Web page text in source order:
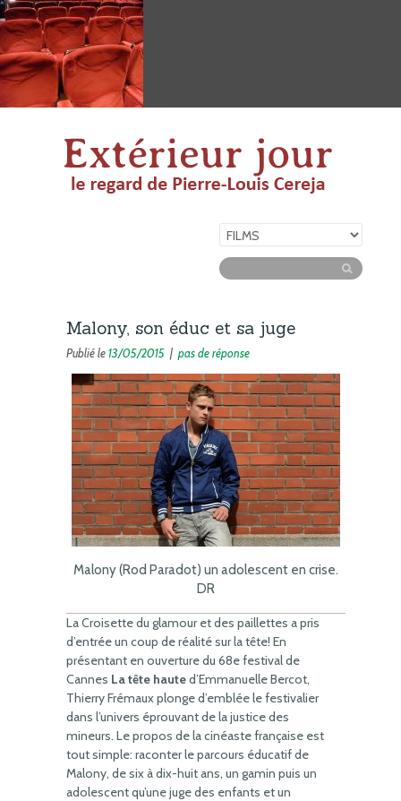
Malony, son éduc et sa juge
Publié le13/05/2015 | pas de réponse
Malony (Rod Paradot) un adolescent en crise.
DR
La Croisette du glamour et des paillettes a pris
d’entrée un coup de réalité sur la tête! En
présentant en ouverture du 68e festival de
Cannes La tête hauted’Emmanuelle Bercot,
Thierry Frémaux plonge d’emblée le festivalier
dans l’univers éprouvant de la justice des
mineurs. Le propos de la cinéaste française est
tout simple: raconter le parcours éducatif de
Malony, de six à dix-huit ans, un gamin puis un
adolescent qu’une juge des enfants et un